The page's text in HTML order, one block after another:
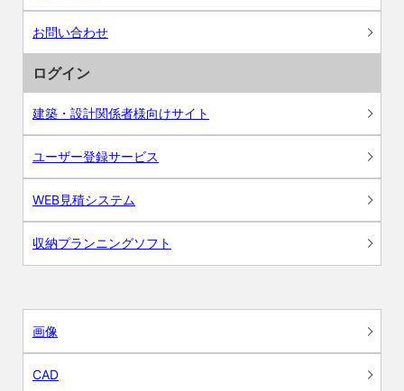
お問い合わせ
ログイン
建築・設計関係者様向けサイト
ユーザー登録サービス
WEB見積システム
収納プランニングソフト
画像
CAD